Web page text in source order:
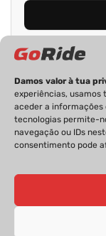
Damos valor à tua
experiências, usamos
aceder a informações
tecnologias permite-
navegação ou IDs
consentimento pode
PRIVACIDADE